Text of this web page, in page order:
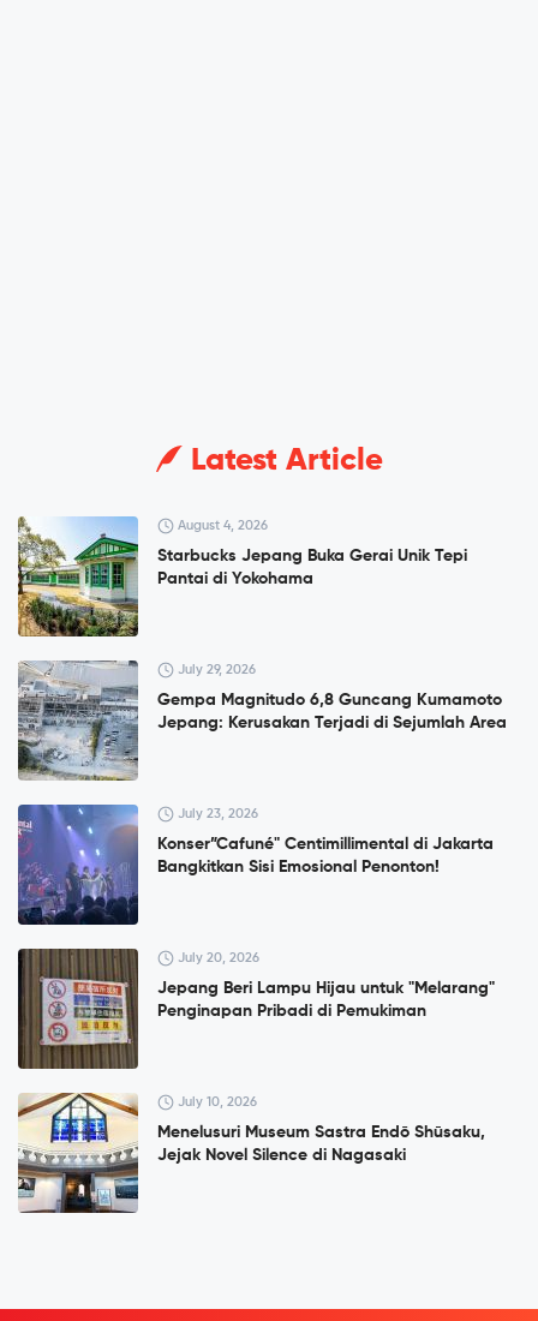
Latest Article
August 4, 2026
Starbucks Jepang Buka Gerai Unik Tepi
Pantai di Yokohama
July 29, 2026
Gempa Magnitudo 6,8 Guncang Kumamoto
Jepang: Kerusakan Terjadi di Sejumlah Area
July 23, 2026
Konser”Cafuné" Centimillimental di Jakarta
Bangkitkan Sisi Emosional Penonton!
July 20, 2026
Jepang Beri Lampu Hijau untuk "Melarang"
Penginapan Pribadi di Pemukiman
July 10, 2026
Menelusuri Museum Sastra Endō Shūsaku,
Jejak Novel Silence di Nagasaki